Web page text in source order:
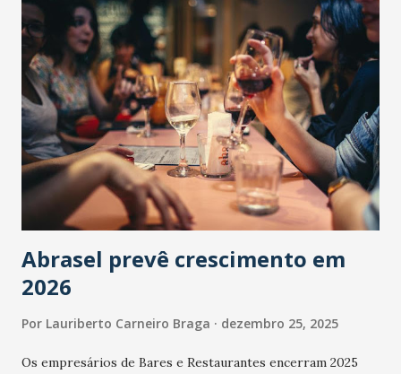
Abrasel prevê crescimento em
2026
Por Lauriberto Carneiro Braga dezembro 25, 2025
Os empresários de Bares e Restaurantes encerram 2025